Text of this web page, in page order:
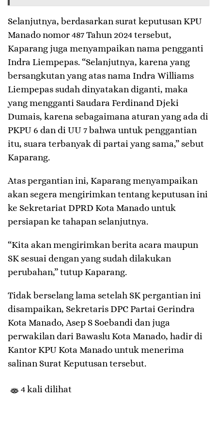
Selanjutnya, berdasarkan surat keputusan KPU
Manado nomor 487 Tahun 2024 tersebut,
Kaparang juga menyampaikan nama pengganti
Indra Liempepas. “Selanjutnya, karena yang
bersangkutan yang atas nama Indra Williams
Liempepas sudah dinyatakan diganti, maka
yang mengganti Saudara Ferdinand Djeki
Dumais, karena sebagaimana aturan yang ada di
PKPU 6 dan di UU 7 bahwa untuk penggantian
itu, suara terbanyak di partai yang sama,” sebut
Kaparang.
Atas pergantian ini, Kaparang menyampaikan
akan segera mengirimkan tentang keputusan ini
ke Sekretariat DPRD Kota Manado untuk
persiapan ke tahapan selanjutnya.
“Kita akan mengirimkan berita acara maupun
SK sesuai dengan yang sudah dilakukan
perubahan,” tutup Kaparang.
Tidak berselang lama setelah SK pergantian ini
disampaikan, Sekretaris DPC Partai Gerindra
Kota Manado, Asep S Soebandi dan juga
perwakilan dari Bawaslu Kota Manado, hadir di
Kantor KPU Kota Manado untuk menerima
salinan Surat Keputusan tersebut.
4 kali dilihat